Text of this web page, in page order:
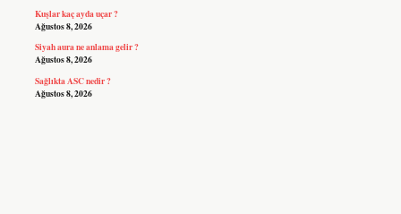
Kuşlar kaç ayda uçar ?
Ağustos 8, 2026
Siyah aura ne anlama gelir ?
Ağustos 8, 2026
Sağlıkta ASC nedir ?
Ağustos 8, 2026